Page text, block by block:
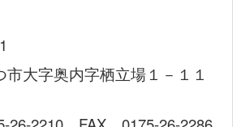
大字奥内字栖立場１－１１